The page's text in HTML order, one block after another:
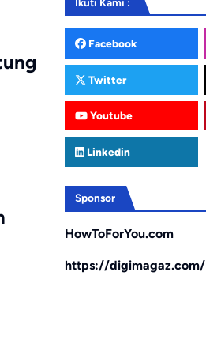
Facebook
Twitter
Youtube
Linkedin
Sponsor
HowToForYou.com
https://digimagaz.com/